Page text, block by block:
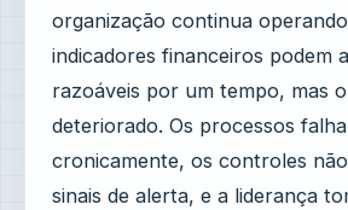
organização continua
indicadores financeiros podem
razoáveis por um tempo, mas
deteriorado. Os processos
cronicamente, os controles
sinais de alerta, e a liderança